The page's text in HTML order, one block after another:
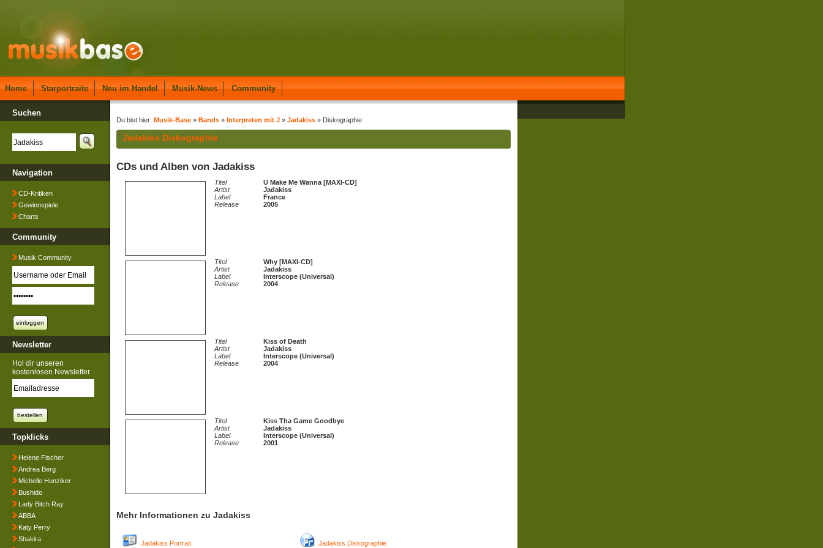
Home Starportraits Neu im Handel Musik-News Community
Suchen
Navigation
CD-Kritiken
Gewinnspiele
Charts
Community
Musik Community
Newsletter
Hol dir unseren
kostenlosen Newsletter
Topklicks
Helene Fischer
Andrea Berg
Michelle Hunziker
Bushido
Lady Bitch Ray
ABBA
Katy Perry
Shakira
Du bist hier: Musik-Base » Bands » Interpreten mit J » Jadakiss » Diskographie
Jadakiss Diskographie
CDs und Alben von Jadakiss
Titel
U Make Me Wanna [MAXI-CD]
Artist
Jadakiss
Label
France
Release
2005
Titel
Why [MAXI-CD]
Artist
Jadakiss
Label
Interscope (Universal)
Release
2004
Titel
Kiss of Death
Artist
Jadakiss
Label
Interscope (Universal)
Release
2004
Titel
Kiss Tha Game Goodbye
Artist
Jadakiss
Label
Interscope (Universal)
Release
2001
Mehr Informationen zu Jadakiss
Jadakiss Portrait
Jadakiss Diskographie